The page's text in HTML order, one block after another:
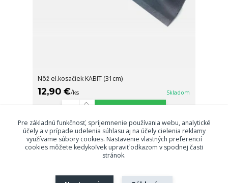
Nôž el.kosačiek KABIT (31cm)
12,90 €/ks Skladom
strana z 1
Pre základnú funkčnosť, spríjemnenie používania webu, analytické
účely a v prípade udelenia súhlasu aj na účely cielenia reklamy
využívame súbory cookies. Nastavenie vlastných preferencií
cookies môžete kedykoľvek upraviť odkazom v spodnej časti
stránok.